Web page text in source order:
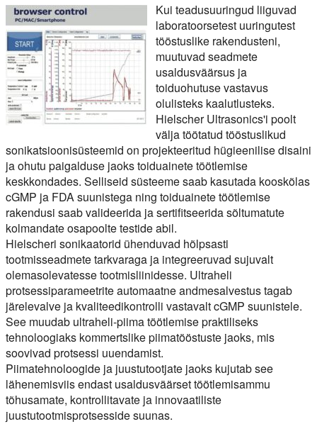
Kui teadusuuringud liiguvad
laboratoorsetest uuringutest
tööstuslike rakendusteni,
muutuvad seadmete
usaldusväärsus ja
toiduohutuse vastavus
olulisteks kaalutlusteks.
Hielscher Ultrasonics'i poolt
välja töötatud tööstuslikud
sonikatsioonisüsteemid on projekteeritud hügieenilise disaini
ja ohutu paigalduse jaoks toiduainete töötlemise
keskkondades. Selliseid süsteeme saab kasutada kooskõlas
cGMP ja FDA suunistega ning toiduainete töötlemise
rakendusi saab valideerida ja sertifitseerida sõltumatute
kolmandate osapoolte testide abil.
Hielscheri sonikaatorid ühenduvad hõlpsasti
tootmisseadmete tarkvaraga ja integreeruvad sujuvalt
olemasolevatesse tootmisliinidesse. Ultraheli
protsessiparameetrite automaatne andmesalvestus tagab
järelevalve ja kvaliteedikontrolli vastavalt cGMP suunistele.
See muudab ultraheli-piima töötlemise praktiliseks
tehnoloogiaks kommertslike piimatööstuste jaoks, mis
soovivad protsessi uuendamist.
Piimatehnoloogide ja juustutootjate jaoks kujutab see
lähenemisviis endast usaldusväärset töötlemisammu
tõhusamate, kontrollitavate ja innovaatiliste
juustutootmisprotsesside suunas.